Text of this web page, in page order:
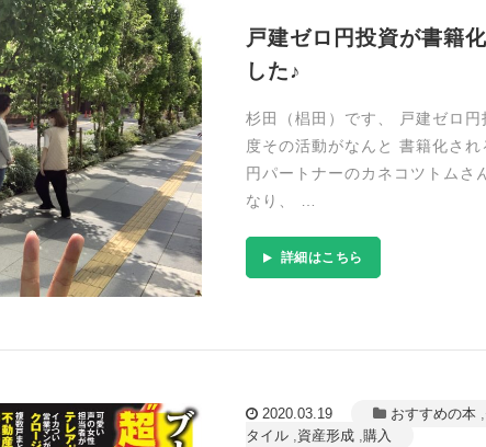
戸建ゼロ円投資が書籍
した♪
杉田（椙田）です、 戸建ゼロ
度その活動がなんと 書籍化さ
円パートナーのカネコツトムさ
なり、 …
詳細はこちら
2020.03.19 おすすめの本 ,
タイル ,資産形成 ,購入